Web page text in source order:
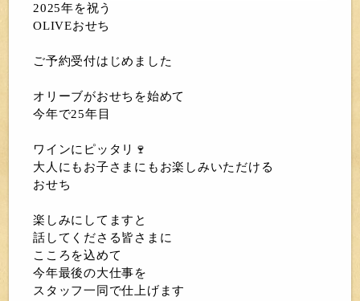
2025年を祝う
OLIVEおせち
ご予約受付はじめました
オリーブがおせちを始めて
今年で25年目
ワインにピッタリ🍷
大人にもお子さまにもお楽しみいただける
おせち
楽しみにしてますと
話してくださる皆さまに
こころを込めて
今年最後の大仕事を
スタッフ一同で仕上げます